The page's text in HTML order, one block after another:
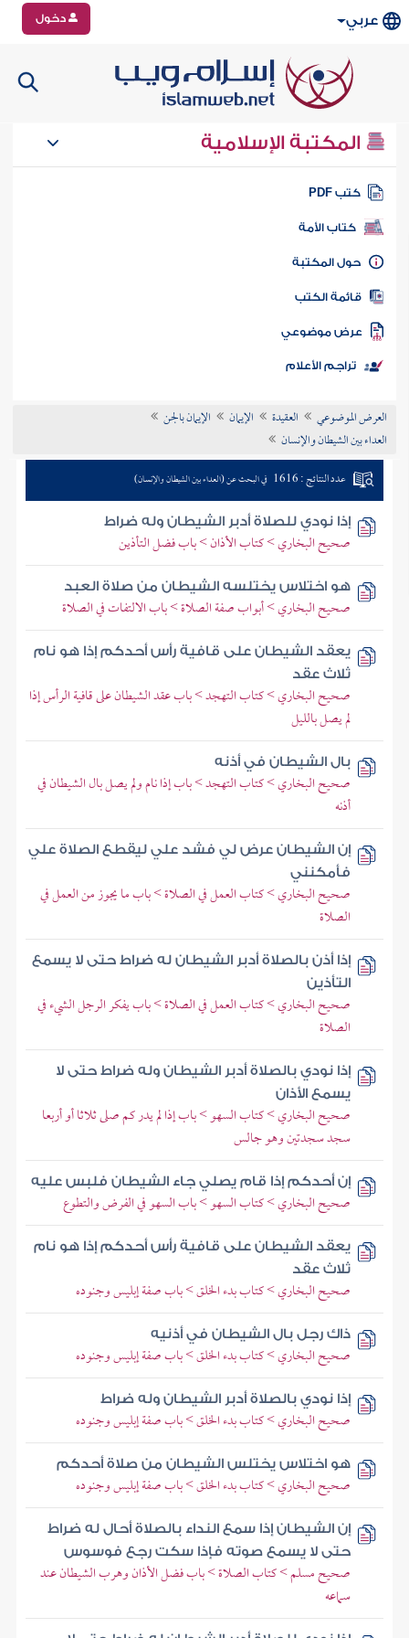
عربي دخول
المكتبة الإسلامية
كتب PDF
كتاب الأمة
المكتبة
الكتب
موضوعي
تراجم الأعلام
العرض الموضوعي العقيدة الإيمان
الإيمان بالجن
العداء بين الشيطان والإنسان
عدد النتائج : 1616 في البحث عن (العداء بين الشيطان والإنسان)
إذا نودي للصلاة أدبر الشيطان وله ضراط
صحيح البخاري > كتاب الأذان > باب فضل التأذين
هو اختلاس يختلسه الشيطان من صلاة العبد
صحيح البخاري > أبواب صفة الصلاة > باب الالتفات في الصلاة
يعقد الشيطان على قافية رأس أحدكم إذا هو نام
ثلاث عقد
صحيح البخاري > كتاب التهجد > باب عقد الشيطان على قافية الرأس إذا
لم يصل بالليل
بال الشيطان في أذنه
صحيح البخاري > كتاب التهجد > باب إذا نام ولم يصل بال الشيطان في
أذنه
إن الشيطان عرض لي فشد علي ليقطع الصلاة علي
فأمكنني
صحيح البخاري > كتاب العمل في الصلاة > باب ما يجوز من العمل في
الصلاة
إذا أذن بالصلاة أدبر الشيطان له ضراط حتى لا يسمع
التأذين
صحيح البخاري > كتاب العمل في الصلاة > باب يفكر الرجل الشيء في
الصلاة
إذا نودي بالصلاة أدبر الشيطان وله ضراط حتى لا
يسمع الأذان
صحيح البخاري > كتاب السهو > باب إذا لم يدر كم صلى ثلاثا أو أربعا
سجد سجدتين وهو جالس
إن أحدكم إذا قام يصلي جاء الشيطان فلبس عليه
صحيح البخاري > كتاب السهو > باب السهو في الفرض والتطوع
يعقد الشيطان على قافية رأس أحدكم إذا هو نام
ثلاث عقد
صحيح البخاري > كتاب بدء الخلق > باب صفة إبليس وجنوده
ذاك رجل بال الشيطان في أذنيه
صحيح البخاري > كتاب بدء الخلق > باب صفة إبليس وجنوده
إذا نودي بالصلاة أدبر الشيطان وله ضراط
صحيح البخاري > كتاب بدء الخلق > باب صفة إبليس وجنوده
هو اختلاس يختلس الشيطان من صلاة أحدكم
صحيح البخاري > كتاب بدء الخلق > باب صفة إبليس وجنوده
إن الشيطان إذا سمع النداء بالصلاة أحال له ضراط
حتى لا يسمع صوته فإذا سكت رجع فوسوس
صحيح مسلم > كتاب الصلاة > باب فضل الأذان وهرب الشيطان عند
سماعه